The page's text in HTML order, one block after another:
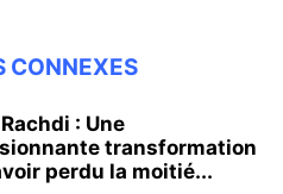
CONNEXES
: Une
transformation
perdu la moitié...